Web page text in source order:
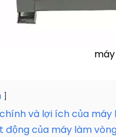
và lợi ích của
động của máy làm